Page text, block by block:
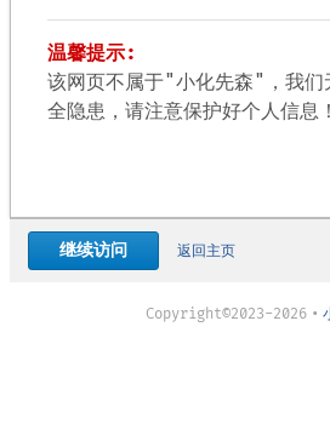
温馨提示:
该网页不属于"小化先森"，我们
全隐患，请注意保护好个人信息！
继续访问 返回主页
Copyright©2023-2026 •